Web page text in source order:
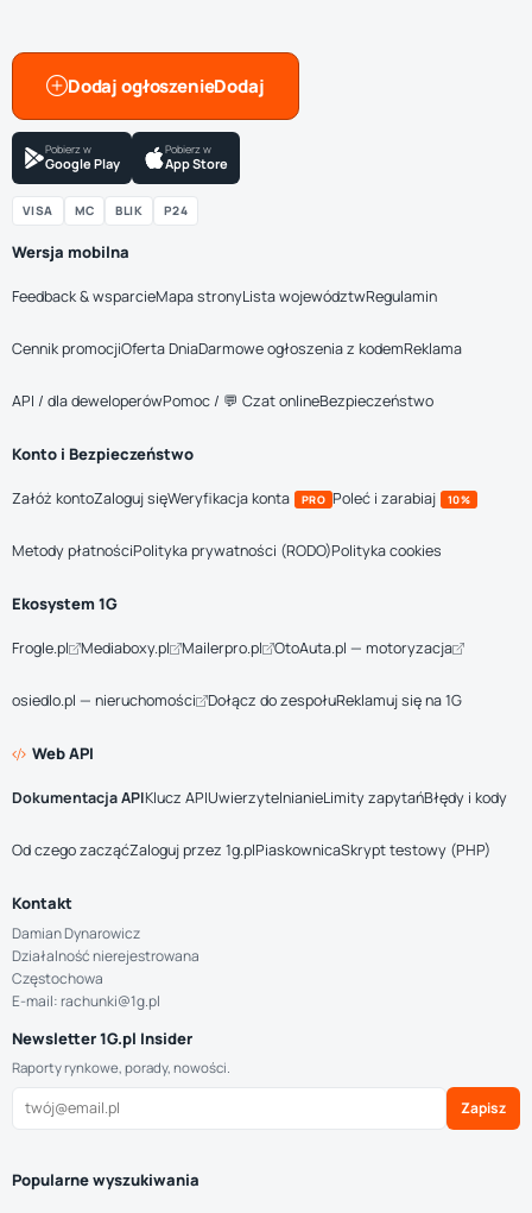
Dodaj ogłoszenie
Pobierz w
Google Play
Pobierz w
App Store
VISA MC BLIK P24
Wersja mobilna
Feedback & wsparcieMapa stronyLista województwRegulamin
Cennik promocjiOferta DniaDarmowe ogłoszenia z kodemReklama
API / dla deweloperówPomoc / 💬 Czat onlineBezpieczeństwo
Konto i Bezpieczeństwo
Załóż kontoZaloguj sięWeryfikacja konta PRO Poleć i zarabiaj 10%
Metody płatnościPolityka prywatności (RODO)Polityka cookies
Ekosystem 1G
Frogle.pl Mediaboxy.pl Mailerpro.pl OtoAuta.pl — motoryzacja
osiedlo.pl — nieruchomości Dołącz do zespołuReklamuj się na 1G
Web API
Dokumentacja APIKlucz APIUwierzytelnianieLimity zapytańBłędy i kody
Od czego zacząćZaloguj przez 1g.plPiaskownicaSkrypt testowy (PHP)
Kontakt
Damian Dynarowicz
Działalność nierejestrowana
Częstochowa
E-mail: rachunki@1g.pl
Newsletter 1G.pl Insider
Raporty rynkowe, porady, nowości.
Zapisz
Popularne wyszukiwania